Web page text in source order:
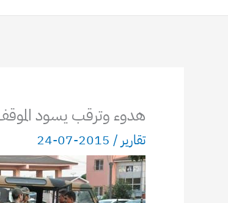
هدوء وترقب يسود
تقارير /
2015-07-24